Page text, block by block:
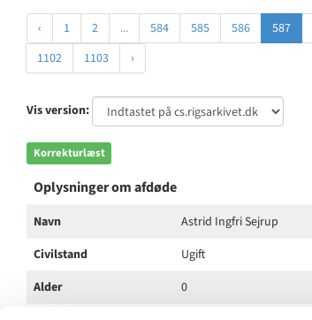
‹ 1 2 ... 584 585 586 587
1102
1103 ›
Vis version:
Korrekturlæst
Oplysninger om afdøde
Navn
Astrid Ingfri Sejrup
Civilstand
Ugift
Alder
0